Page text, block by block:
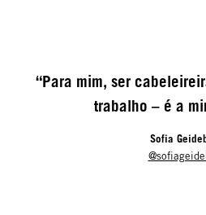
“Para mim, ser
trabalho – é a
Sofia